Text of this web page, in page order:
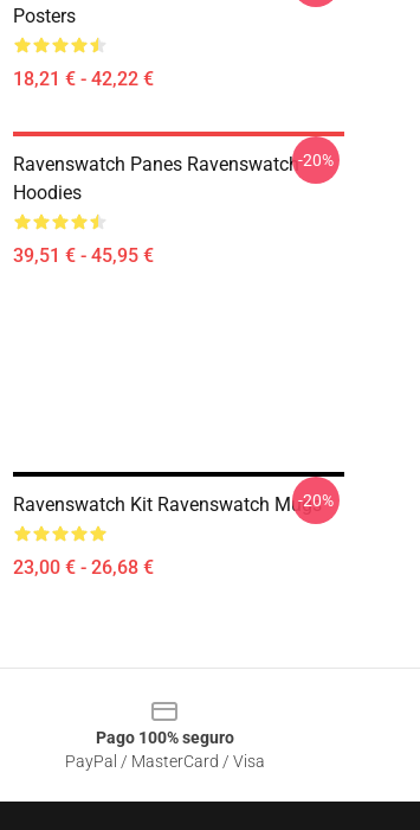
Posters
18,21 € - 42,22 €
Ravenswatch Panes Ravenswatch
Hoodies
39,51 € - 45,95 €
-20%
Ravenswatch Kit Ravenswatch Mugs
23,00 € - 26,68 €
-20%
Pago 100% seguro
PayPal / MasterCard / Visa